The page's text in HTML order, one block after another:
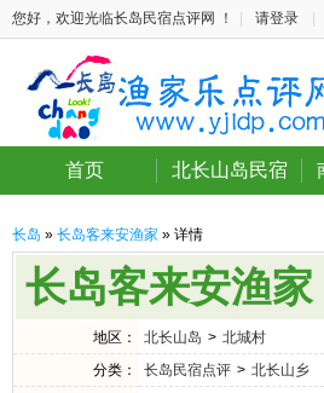
您好，欢迎光临长岛民宿点评网 ！ 请登录
首页 北长山岛民宿
长岛 » 长岛客来安渔家 » 详情
长岛客来安渔家
地区： 北长山岛 > 北城村
分类：
长岛民宿点评 > 北长山乡